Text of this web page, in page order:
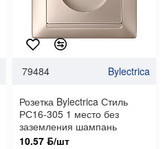
79484 Bylectrica
Розетка Bylectrica Стиль
РС16-305 1 место без
заземления шампань
10.57 ƃ/шт